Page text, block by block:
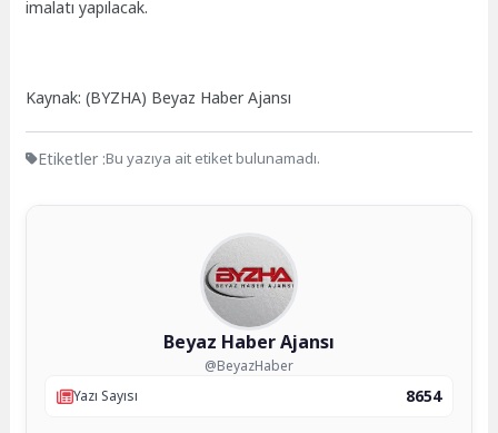
imalatı yapılacak.
Kaynak: (BYZHA) Beyaz Haber Ajansı
Etiketler :Bu yazıya ait etiket bulunamadı.
Beyaz Haber Ajansı
@BeyazHaber
Yazı Sayısı
8654